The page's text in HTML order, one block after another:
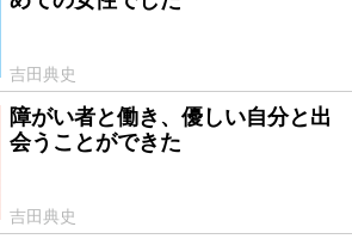
吉田典史
障がい者と働き、優しい自分と出
会うことができた
吉田典史